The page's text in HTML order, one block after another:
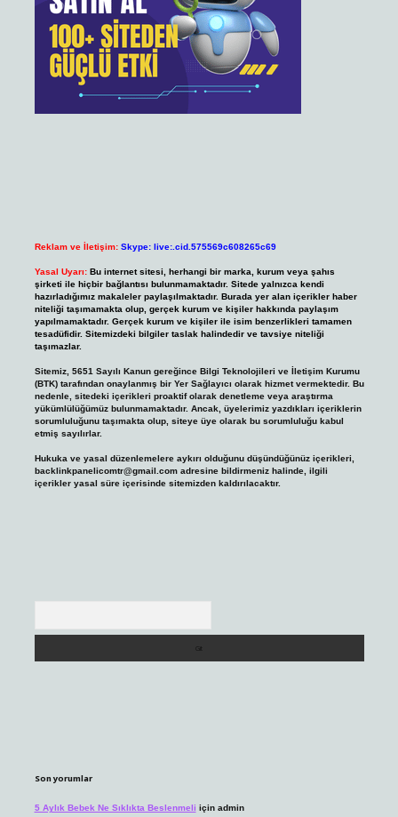
Reklam ve İletişim: Skype: live:.cid.575569c608265c69
Yasal Uyarı: Bu internet sitesi, herhangi bir marka, kurum veya şahıs
şirketi ile hiçbir bağlantısı bulunmamaktadır. Sitede yalnızca kendi
hazırladığımız makaleler paylaşılmaktadır. Burada yer alan içerikler haber
niteliği taşımamakta olup, gerçek kurum ve kişiler hakkında paylaşım
yapılmamaktadır. Gerçek kurum ve kişiler ile isim benzerlikleri tamamen
tesadüfidir. Sitemizdeki bilgiler taslak halindedir ve tavsiye niteliği
taşımazlar.
Sitemiz, 5651 Sayılı Kanun gereğince Bilgi Teknolojileri ve İletişim Kurumu
(BTK) tarafından onaylanmış bir Yer Sağlayıcı olarak hizmet vermektedir. Bu
nedenle, sitedeki içerikleri proaktif olarak denetleme veya araştırma
yükümlülüğümüz bulunmamaktadır. Ancak, üyelerimiz yazdıkları içeriklerin
sorumluluğunu taşımakta olup, siteye üye olarak bu sorumluluğu kabul
etmiş sayılırlar.
Hukuka ve yasal düzenlemelere aykırı olduğunu düşündüğünüz içerikleri,
backlinkpanelicomtr@gmail.comadresine bildirmeniz halinde, ilgili
içerikler yasal süre içerisinde sitemizden kaldırılacaktır.
Son yorumlar
5 Aylık Bebek Ne Sıklıkta Beslenmeli için admin